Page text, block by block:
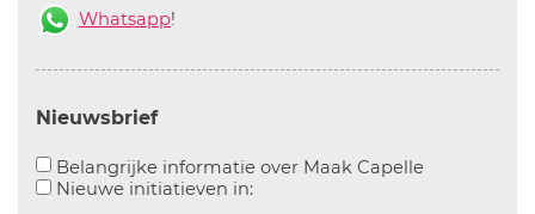
Whatsapp!
Nieuwsbrief
Belangrijke informatie over Maak CapelleAanvinken
Nieuwe initiatieven in:Aanvinken om informatie over